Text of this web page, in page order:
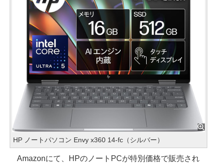
HP ノートパソコン Envy x360 14-fc（シルバー）
Amazonにて、HPのノートPCが特別価格で販売され